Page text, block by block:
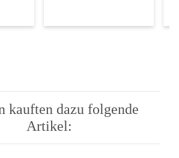
kauften dazu folgende
Artikel: